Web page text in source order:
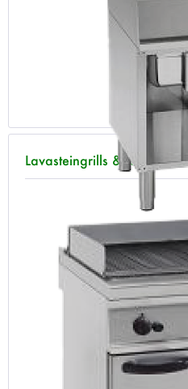
Lavasteingrills & Rostbräter